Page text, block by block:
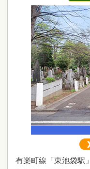
有楽町線「東池袋駅